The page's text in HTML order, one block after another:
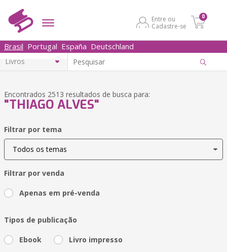
Entre ou
Cadastre-se
0
Brasil Portugal España Deutschland
Encontrados 2513 resultados de busca para:
"THIAGO ALVES"
Filtrar por tema
Filtrar por venda
Apenas em pré-venda
Tipos de publicação
Ebook Livro impresso